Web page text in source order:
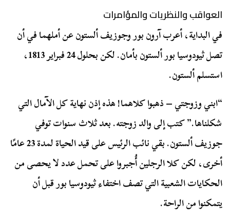
العواقب والنظريات والمؤامرات
في البداية، أعرب آرون بور وجوزيف ألستون عن أملهما في أن
تصل ثيودوسيا بور ألستون بأمان. لكن بحلول 24 فبراير 1813،
استسلم ألستون.
“ابني وزوجتي – ذهبوا كلاهما! هذه إذن نهاية كل الآمال التي
شكلناها.” كتب إلى والد زوجته. بعد ثلاث سنوات توفي
جوزيف ألستون. بقي نائب الرئيس على قيد الحياة لمدة 23 عامًا
أخرى، لكن كلا الرجلين أُجبروا على تحمل عدد لا يحصى من
الحكايات الشعبية التي تصف اختفاء ثيودوسيا بور قبل أن
يتمكنوا من الراحة.